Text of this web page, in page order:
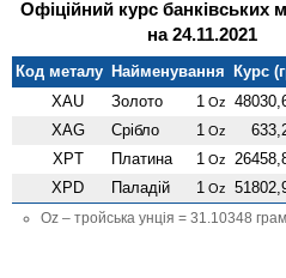
Офіційний курс банківських
на 24.11.2021
Код металу Найменування Курс
XAU
Золото 1 Oz
XAG Срібло 1 Oz
XPT Платина 1 Oz
XPD Паладій 1 Oz
Oz – тройська унція = 31.10348 грам